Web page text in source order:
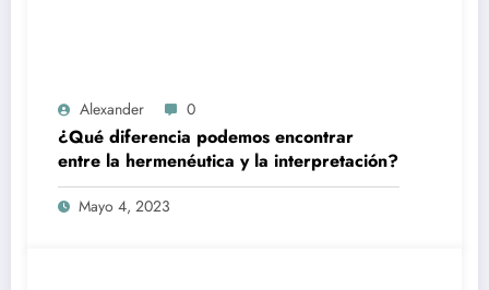
Alexander 0
¿Qué diferencia podemos encontrar
entre la hermenéutica y la interpretación?
Mayo 4, 2023